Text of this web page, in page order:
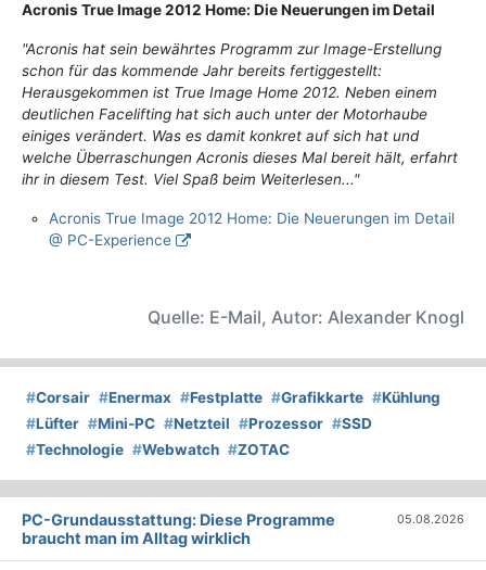
Acronis True Image 2012 Home: Die Neuerungen im Detail
"Acronis hat sein bewährtes Programm zur Image-Erstellung
schon für das kommende Jahr bereits fertiggestellt:
Herausgekommen ist True Image Home 2012. Neben einem
deutlichen Facelifting hat sich auch unter der Motorhaube
einiges verändert. Was es damit konkret auf sich hat und
welche Überraschungen Acronis dieses Mal bereit hält, erfahrt
ihr in diesem Test. Viel Spaß beim Weiterlesen..."
Acronis True Image 2012 Home: Die Neuerungen im Detail
@ PC-Experience
Quelle: E-Mail, Autor: Alexander Knogl
#Corsair #Enermax #Festplatte #Grafikkarte #Kühlung
#Lüfter #Mini-PC #Netzteil #Prozessor #SSD
#Technologie #Webwatch #ZOTAC
PC-Grundausstattung: Diese Programme
braucht man im Alltag wirklich
05.08.2026